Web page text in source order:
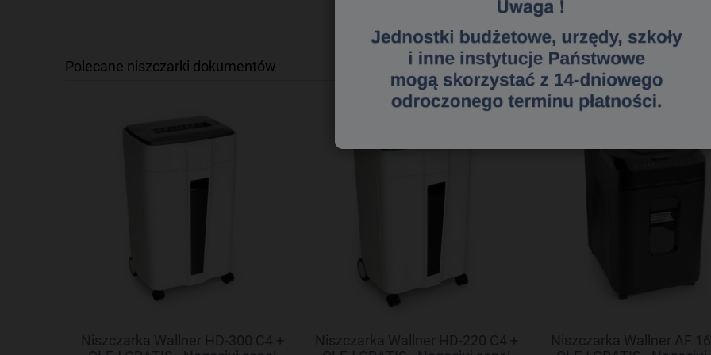
1 2 3
Polecane niszczarki dokumentów
Niszczarka Wallner HD-300 C4 +
Niszczarka Wallner HD-220 C4 +
Niszczarka Wallner AF